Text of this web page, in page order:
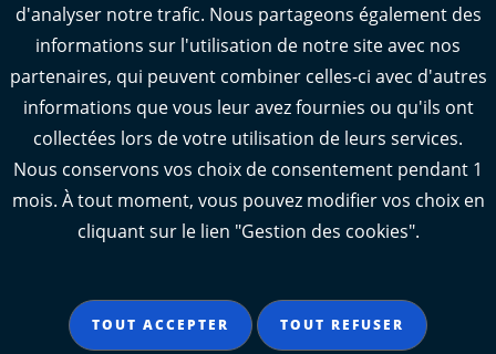
Manger 17
L'Observatoire des territoires de Charente-
Maritime
Accessibilité : partiellement conforme
Mentions légales
d'analyser notre trafic. Nous partageons également des
informations sur l'utilisation de notre site avec nos
partenaires, qui peuvent combiner celles-ci avec d'autres
informations que vous leur avez fournies ou qu'ils ont
collectées lors de votre utilisation de leurs services.
Nous conservons vos choix de consentement pendant 1
mois. À tout moment, vous pouvez modifier vos choix en
cliquant sur le lien "Gestion des cookies".
TOUT ACCEPTER TOUT REFUSER